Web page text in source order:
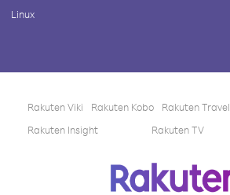
Linux
Rakuten Viki Rakuten Kobo Rakuten Travel
Rakuten Insight
Rakuten TV